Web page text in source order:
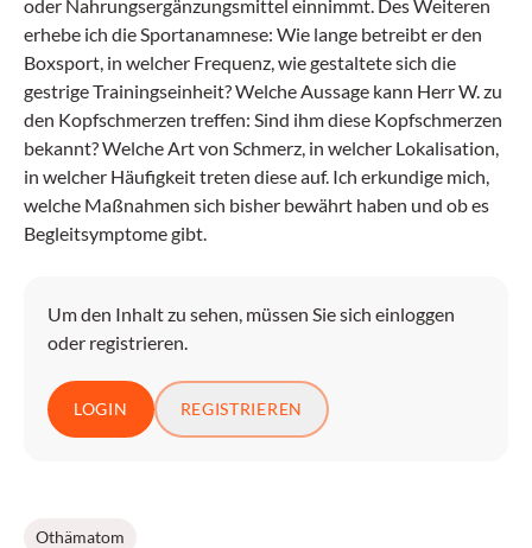
oder Nahrungsergänzungsmittel einnimmt. Des Weiteren
erhebe ich die Sportanamnese: Wie lange betreibt er den
Boxsport, in welcher Frequenz, wie gestaltete sich die
gestrige Trainingseinheit? Welche Aussage kann Herr W. zu
den Kopfschmerzen treffen: Sind ihm diese Kopfschmerzen
bekannt? Welche Art von Schmerz, in welcher Lokalisation,
in welcher Häufigkeit treten diese auf. Ich erkundige mich,
welche Maßnahmen sich bisher bewährt haben und ob es
Begleitsymptome gibt.
Um den Inhalt zu sehen, müssen Sie sich einloggen
oder registrieren.
LOGIN REGISTRIEREN
Othämatom